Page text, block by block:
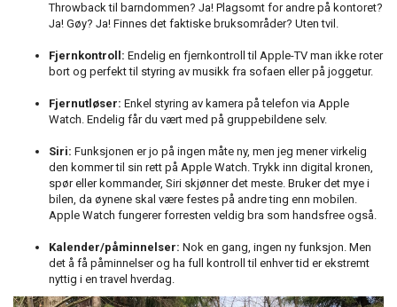
Throwback til barndommen? Ja! Plagsomt for andre på kontoret?
Ja! Gøy? Ja! Finnes det faktiske bruksområder? Uten tvil.
Fjernkontroll: Endelig en fjernkontroll til Apple-TV man ikke roter
bort og perfekt til styring av musikk fra sofaen eller på joggetur.
Fjernutløser: Enkel styring av kamera på telefon via Apple
Watch. Endelig får du vært med på gruppebildene selv.
Siri: Funksjonen er jo på ingen måte ny, men jeg mener virkelig
den kommer til sin rett på Apple Watch. Trykk inn digital kronen,
spør eller kommander, Siri skjønner det meste. Bruker det mye i
bilen, da øynene skal være festes på andre ting enn mobilen.
Apple Watch fungerer forresten veldig bra som handsfree også.
Kalender/påminnelser: Nok en gang, ingen ny funksjon. Men
det å få påminnelser og ha full kontroll til enhver tid er ekstremt
nyttig i en travel hverdag.